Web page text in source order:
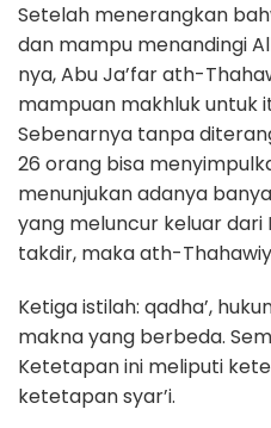
Setelah menerangkan
dan mampu menandingi
nya, Abu Ja’far ath-
mampuan makhluk untuk
Sebenarnya tanpa
26 orang bisa
menunjukan adanya
yang meluncur keluar
takdir, maka ath-
Ketiga istilah: qadha’,
makna yang berbeda.
Ketetapan ini meliputi
ketetapan syar’i.